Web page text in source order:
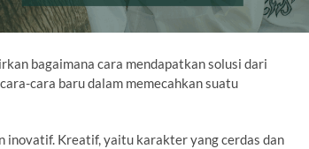
bagaimana cara mendapatkan solusi dari
cara baru dalam memecahkan suatu
Kreatif, yaitu karakter yang cerdas dan